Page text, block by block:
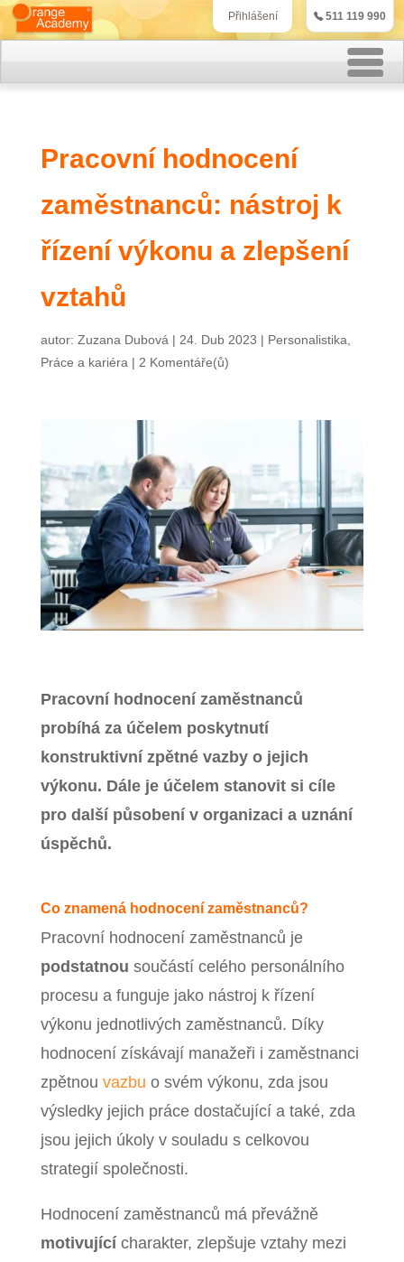
Přihlášení 511 119 990
Kurzy účetnictví
Kurzy personalistiky
Kurzy marketingu
Jazykové kurzy
Pracovní hodnocení
zaměstnanců: nástroj k
řízení výkonu a zlepšení
vztahů
autor: Zuzana Dubová | 24. Dub 2023 | Personalistika
Práce a kariéra | 2 Komentáře(ů)
Pracovní hodnocení zaměstnanců
probíhá za účelem poskytnutí
konstruktivní zpětné vazby o jejich
výkonu. Dále je účelem stanovit si cíle
pro další působení v organizaci a uznání
úspěchů.
Co znamená hodnocení zaměstnanců?
Pracovní hodnocení zaměstnanců je
podstatnou součástí celého personálního
procesu a funguje jako nástroj k řízení
výkonu jednotlivých zaměstnanců. Díky
hodnocení získávají manažeři i zaměstnanci
zpětnou vazbu o svém výkonu, zda jsou
výsledky jejich práce dostačující a také, zda
jsou jejich úkoly v souladu s celkovou
strategií společnosti.
Hodnocení zaměstnanců má převážně
motivujícícharakter, zlepšuje vztahy mezi